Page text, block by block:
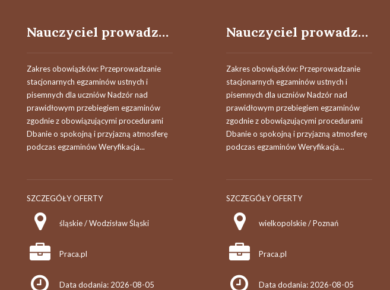
Nauczyciel prowadzący / Nauczycielka prowadząca egzaminy
Zakres obowiązków: Przeprowadzanie
stacjonarnych egzaminów ustnych i
pisemnych dla uczniów Nadzór nad
prawidłowym przebiegiem egzaminów
zgodnie z obowiązującymi procedurami
Dbanie o spokojną i przyjazną atmosferę
podczas egzaminów Weryfikacja...
SZCZEGÓŁY OFERTY
śląskie / Wodzisław Śląski
Praca.pl
Data dodania: 2026-08-05
Nauczyciel prowadzący / Nauczycielka prowadząca egzaminy
Zakres obowiązków: Przeprowadzanie
stacjonarnych egzaminów ustnych i
pisemnych dla uczniów Nadzór nad
prawidłowym przebiegiem egzaminów
zgodnie z obowiązującymi procedurami
Dbanie o spokojną i przyjazną atmosferę
podczas egzaminów Weryfikacja...
SZCZEGÓŁY OFERTY
wielkopolskie / Poznań
Praca.pl
Data dodania: 2026-08-05